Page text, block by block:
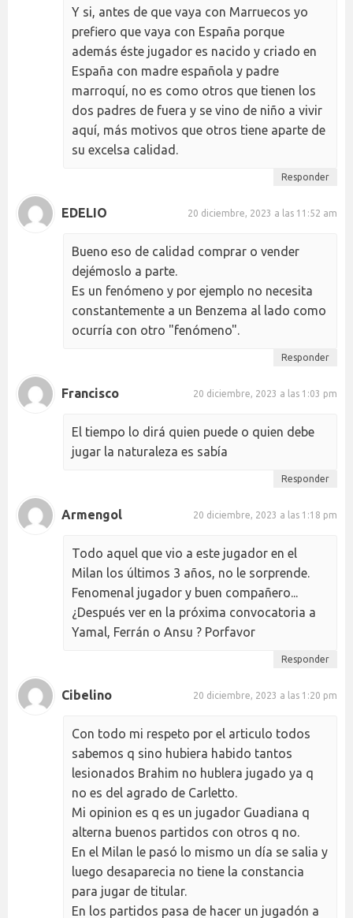
Y si, antes de que vaya con Marruecos yo
prefiero que vaya con España porque
además éste jugador es nacido y criado en
España con madre española y padre
marroquí, no es como otros que tienen los
dos padres de fuera y se vino de niño a vivir
aquí, más motivos que otros tiene aparte de
su excelsa calidad.
Responder
EDELIO 20 diciembre, 2023 a las 11:52 am
Bueno eso de calidad comprar o vender
dejémoslo a parte.
Es un fenómeno y por ejemplo no necesita
constantemente a un Benzema al lado como
ocurría con otro "fenómeno".
Responder
Francisco 20 diciembre, 2023 a las 1:03 pm
El tiempo lo dirá quien puede o quien debe
jugar la naturaleza es sabía
Responder
Armengol 20 diciembre, 2023 a las 1:18 pm
Todo aquel que vio a este jugador en el
Milan los últimos 3 años, no le sorprende.
Fenomenal jugador y buen compañero...
¿Después ver en la próxima convocatoria a
Yamal, Ferrán o Ansu ? Porfavor
Responder
Cibelino 20 diciembre, 2023 a las 1:20 pm
Con todo mi respeto por el articulo todos
sabemos q sino hubiera habido tantos
lesionados Brahim no hublera jugado ya q
no es del agrado de Carletto.
Mi opinion es q es un jugador Guadiana q
alterna buenos partidos con otros q no.
En el Milan le pasó lo mismo un día se salia y
luego desaparecia no tiene la constancia
para jugar de titular.
En los partidos pasa de hacer un jugadón a